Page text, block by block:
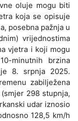
oluje mogu biti
koja se opisuje
posebna pažnja u
vrijednostima
vjetra i koji mogu
minutnih brzina
8. srpnja 2025.
zabilježena
298 stupnja,
udar iznosio
128,5 km/h